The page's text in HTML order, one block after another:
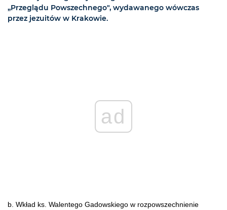
„Przeglądu Powszechnego", wydawanego wówczas
przez jezuitów w Krakowie.
ad
b. Wkład ks. Walentego Gadowskiego w rozpowszechnienie